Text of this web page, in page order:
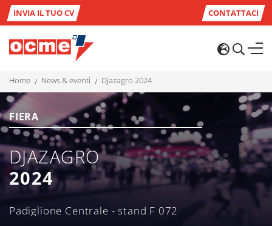
INVIA IL TUO CV CONTATTACI
home news & eventi djazagro 2024
FIERA
DJAZAGRO
2024
Padiglione Centrale - stand F 072